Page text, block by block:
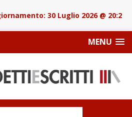
30 Luglio 2026 @ 20:22
MENU